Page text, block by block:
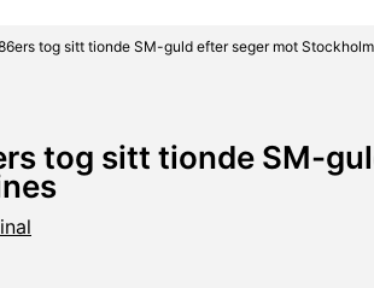
tog sitt tionde SM-guld efter seger mot
tog sitt tionde SM-